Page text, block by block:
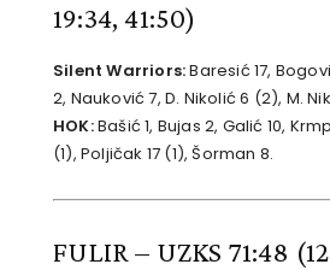
19:34, 41:50)
Silent Warriors:Baresić 17,
2, Nauković 7, D. Nikolić 6 (2), M.
HOK:Bašić 1, Bujas 2, Galić 10,
(1), Poljičak 17 (1), Šorman 8.
FULIR – UZKS 71:48